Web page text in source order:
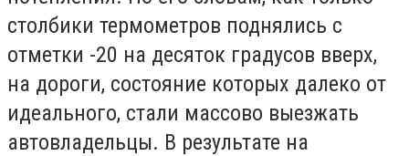
столбики термометров поднялись с
отметки -20 на десяток градусов вверх,
на дороги, состояние которых далеко от
идеального, стали массово выезжать
автовладельцы. В результате на